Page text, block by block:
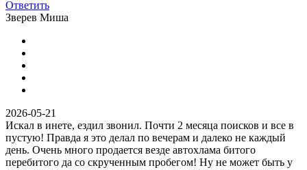
Ответить
Зверев Миша
2026-05-21
Искал в инете, ездил звонил. Почти 2 месяца поисков и все в
пустую! Правда я это делал по вечерам и далеко не каждый
день. Очень много продается везде автохлама битого
перебитого да со скрученным пробегом! Ну не может быть у